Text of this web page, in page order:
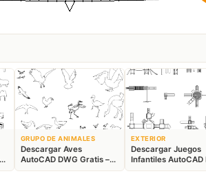
GRUPO DE ANIMALES
Descargar Aves
AutoCAD DWG Gratis –
Bloques Animales 2D
EXTERIOR
Descargar Juegos
Infantiles AutoCAD
Gratis – Parque 2D